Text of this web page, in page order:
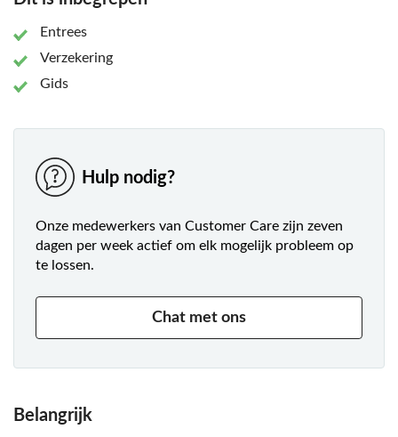
Entrees
Verzekering
Gids
Hulp nodig?
Onze medewerkers van Customer Care zijn zeven
dagen per week actief om elk mogelijk probleem op
te lossen.
Chat met ons
Belangrijk